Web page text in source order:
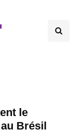
le
Brésil